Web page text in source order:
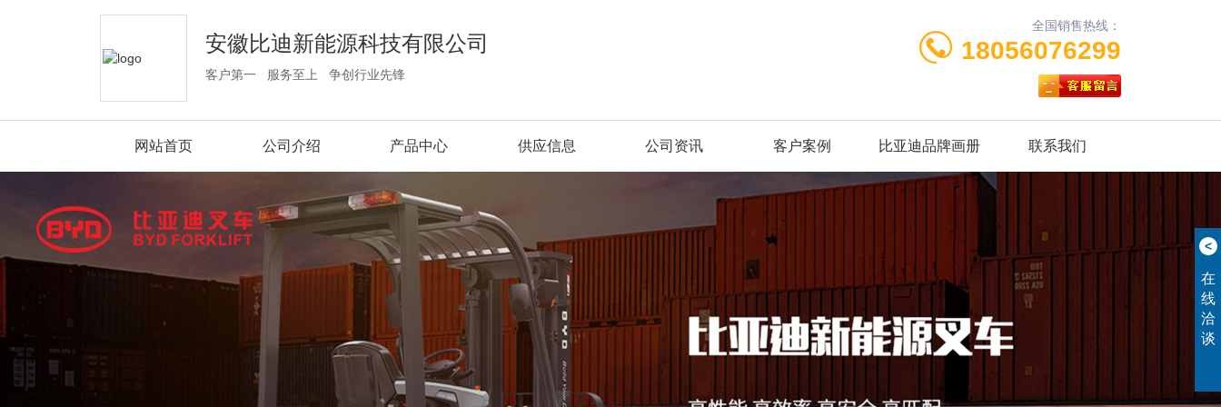
安徽比迪新能源科技有限公司
客户第一 服务至上 争创行业先锋
全国销售热线：
18056076299
网站首页 公司介绍 产品中心 供应信息 公司资讯 客户案例 比亚迪品牌画册 联系我们
<
在
线
洽
谈